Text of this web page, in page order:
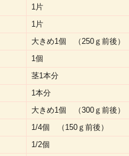
1片
1片
大きめ1個 （250ｇ前後）
1個
茎1本分
1本分
大きめ1個 （300ｇ前後）
1/4個 （150ｇ前後）
1/2個